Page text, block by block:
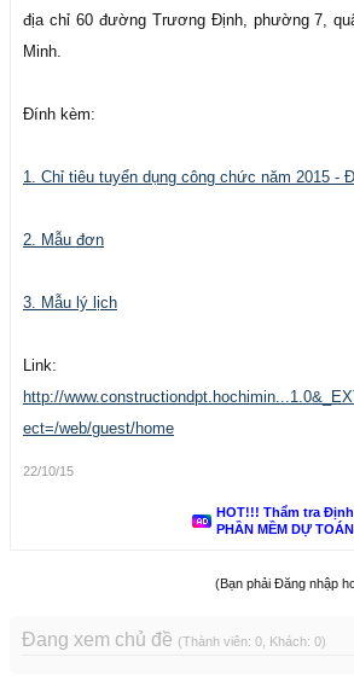
địa chỉ 60 đường Trương Định, phường 7,
Minh.
Đính kèm:
1. Chỉ tiêu tuyển dụng công chức năm 2015 -
2. Mẫu đơn
3. Mẫu lý lịch
Link:
http://
ect=/web/guest/home
22/10/15
HOT!!! Thẩm tra
PHẦN MỀM DỰ
(Bạn phải Đăng nhập
Đang xem chủ đề (Thành viên: 0, Khách: 0)